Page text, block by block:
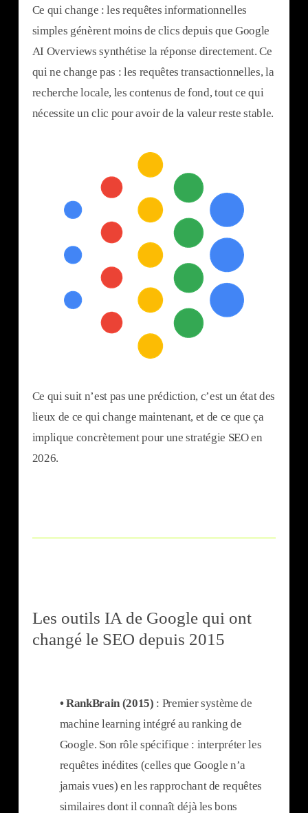
Ce qui change : les requêtes informationnelles
simples génèrent moins de clics depuis que Google
AI Overviews synthétise la réponse directement. Ce
qui ne change pas : les requêtes transactionnelles, la
recherche locale, les contenus de fond, tout ce qui
nécessite un clic pour avoir de la valeur reste stable.
Ce qui suit n’est pas une prédiction, c’est un état des
lieux de ce qui change maintenant, et de ce que ça
implique concrètement pour une stratégie SEO en
2026.
Les outils IA de Google qui ont
changé le SEO depuis 2015
• RankBrain (2015) : Premier système de
machine learning intégré au ranking de
Google. Son rôle spécifique : interpréter les
requêtes inédites (celles que Google n’a
jamais vues) en les rapprochant de requêtes
similaires dont il connaît déjà les bons